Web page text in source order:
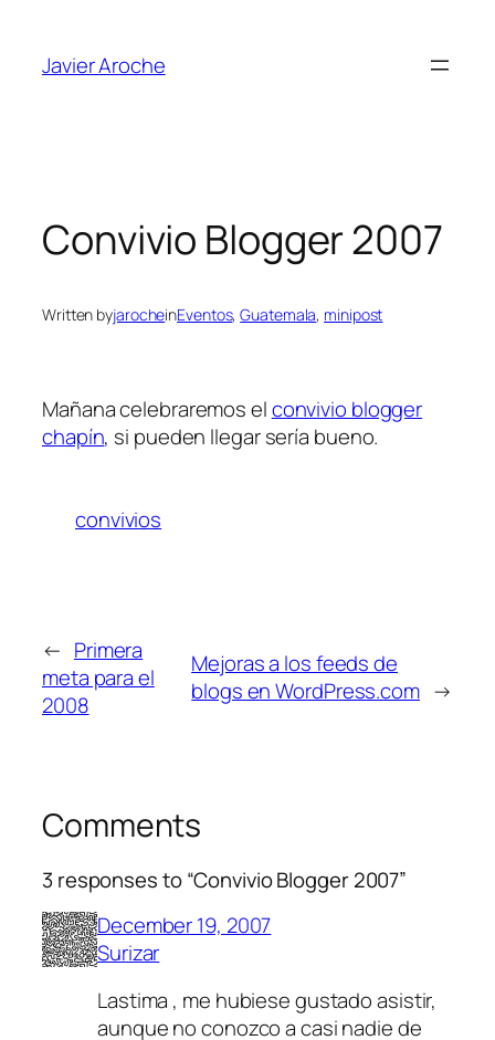
content
Javier Aroche
Convivio Blogger 2007
Written byjarocheinEventos, Guatemala, minipost
Mañana celebraremos elconvivio blogger
chapín, si pueden llegar sería bueno.
convivios
← Primera
meta para el
2008
Mejoras a los feeds de
blogs en WordPress.com →
Comments
3 responses to “Convivio Blogger 2007”
December 19, 2007
Surizar
Lastima , me hubiese gustado asistir,
aunque no conozco a casi nadie de